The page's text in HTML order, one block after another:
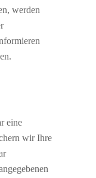
werden
eine
wir Ihre